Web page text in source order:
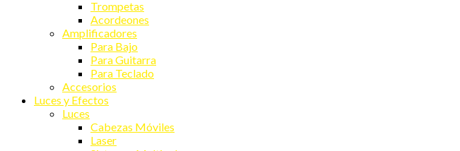
Trompetas
Acordeones
Amplificadores
Para Bajo
Para Guitarra
Para Teclado
Accesorios
Luces y Efectos
Luces
Cabezas Móviles
Laser